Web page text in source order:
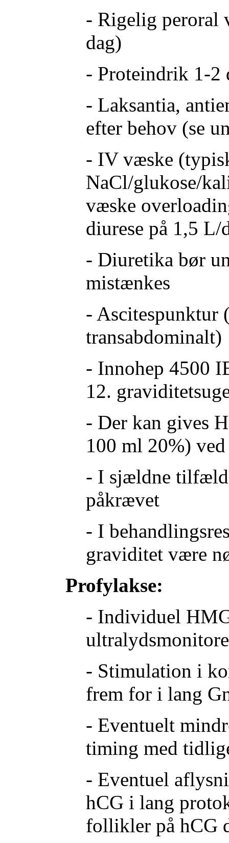
- Rigelig peroral
dag)
- Proteindrik 1-2
- Laksantia,
efter behov (se
- IV væske
NaCl/glukose/
væske
diurese på 1,5 L/
- Diuretika bør
mistænkes
- Ascitespunktur
transabdominalt)
- Innohep 4500
12.
- Der kan gives
100 ml 20%)
- I sjældne
påkrævet
- I
graviditet være
Profylakse:
- Individuel
- Stimulation i
frem for i lang
- Eventuelt
timing med
- Eventuel
hCG i lang
follikler på hCG